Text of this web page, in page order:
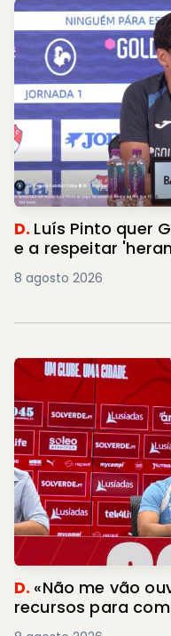
D. Luís Pinto quer
e a respeitar
8 agosto 2026
D. «Não me vão
recursos para